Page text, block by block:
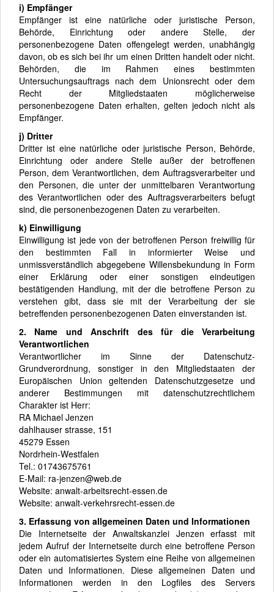
i) Empfänger
Empfänger ist eine natürliche oder juristische Person,
Behörde, Einrichtung oder andere Stelle, der
personenbezogene Daten offengelegt werden, unabhängig
davon, ob es sich bei ihr um einen Dritten handelt oder nicht.
Behörden, die im Rahmen eines bestimmten
Untersuchungsauftrags nach dem Unionsrecht oder dem
Recht der Mitgliedstaaten möglicherweise
personenbezogene Daten erhalten, gelten jedoch nicht als
Empfänger.
j) Dritter
Dritter ist eine natürliche oder juristische Person, Behörde,
Einrichtung oder andere Stelle außer der betroffenen
Person, dem Verantwortlichen, dem Auftragsverarbeiter und
den Personen, die unter der unmittelbaren Verantwortung
des Verantwortlichen oder des Auftragsverarbeiters befugt
sind, die personenbezogenen Daten zu verarbeiten.
k) Einwilligung
Einwilligung ist jede von der betroffenen Person freiwillig für
den bestimmten Fall in informierter Weise und
unmissverständlich abgegebene Willensbekundung in Form
einer Erklärung oder einer sonstigen eindeutigen
bestätigenden Handlung, mit der die betroffene Person zu
verstehen gibt, dass sie mit der Verarbeitung der sie
betreffenden personenbezogenen Daten einverstanden ist.
2. Name und Anschrift des für die Verarbeitung
Verantwortlichen
Verantwortlicher im Sinne der Datenschutz-
Grundverordnung, sonstiger in den Mitgliedstaaten der
Europäischen Union geltenden Datenschutzgesetze und
anderer Bestimmungen mit datenschutzrechtlichem
Charakter ist Herr:
RA Michael Jenzen
dahlhauser strasse, 151
45279 Essen
Nordrhein-Westfalen
Tel.: 01743675761
E-Mail: ra-jenzen@web.de
Website: anwalt-arbeitsrecht-essen.de
Website: anwalt-verkehrsrecht-essen.de
3. Erfassung von allgemeinen Daten und Informationen
Die Internetseite der Anwaltskanzlei Jenzen erfasst mit
jedem Aufruf der Internetseite durch eine betroffene Person
oder ein automatisiertes System eine Reihe von allgemeinen
Daten und Informationen. Diese allgemeinen Daten und
Informationen werden in den Logfiles des Servers